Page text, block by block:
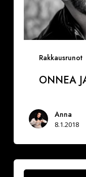
Rakkausrunot
ONNEA
Anna
8.1.2018